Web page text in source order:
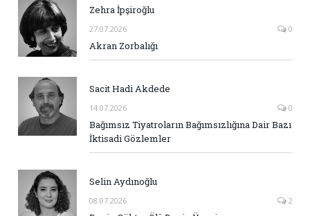
Zehra İpşiroğlu
27.07.2026 0
Akran Zorbalığı
Sacit Hadi Akdede
14.07.2026 0
Bağımsız Tiyatroların Bağımsızlığına Dair Bazı
İktisadi Gözlemler
Selin Aydınoğlu
08.07.2026 2